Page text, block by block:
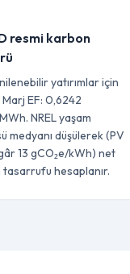
resmi karbon
yatırımlar için
EF: 0,6242
NREL yaşam
medyanı düşülerek (PV
13 gCO₂e/kWh) net
hesaplanır.